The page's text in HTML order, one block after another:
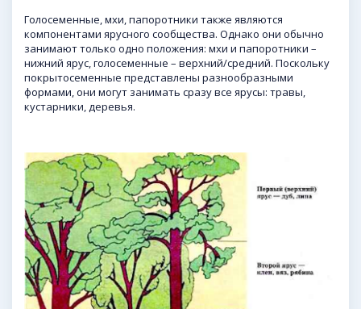
Голосеменные, мхи, папоротники также являются
компонентами ярусного сообщества. Однако они обычно
занимают только одно положения: мхи и папоротники –
нижний ярус, голосеменные – верхний/средний. Поскольку
покрытосеменные представлены разнообразными
формами, они могут занимать сразу все ярусы: травы,
кустарники, деревья.